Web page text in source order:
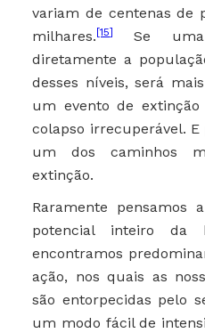
variam de centenas de
milhares. [15]
Se
diretamente a
desses níveis, será
um evento de
colapso irrecuperável. E
um dos caminhos
extinção.
Raramente pensamos
potencial inteiro da
encontramos
ação, nos quais as
são entorpecidas pelo
um modo fácil de